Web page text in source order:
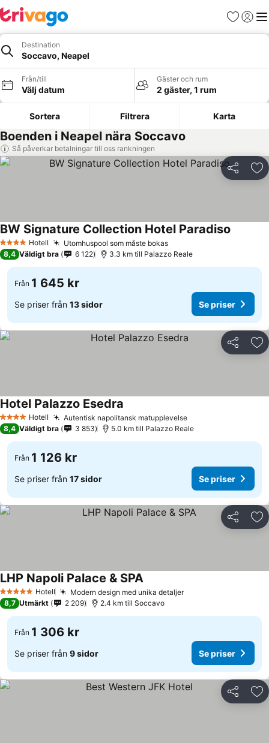
Favoriter
Logga
Destination
Soccavo, Neapel
Från/till
Välj datum
Gäster och rum
2 gäster, 1 rum
Sortera Filtrera Karta
Boenden i Neapel nära Soccavo
Så påverkar betalningar till oss rankningen
Dela
4 StjärnorHotell Utomhuspool som måste bokasSe priser
BW Signature Collection Hotel Paradiso
8,4 Väldigt bra 6 122 3.3 km till Palazzo Reale
Från 1 645 kr
Se priser från 13 sidor Se priser
Dela
4 StjärnorHotell Autentisk napolitansk matupplevelseSe priser
Hotel Palazzo Esedra
8,4 Väldigt bra 3 853 5.0 km till Palazzo Reale
Från 1 126 kr
Se priser från 17 sidor Se priser
Dela
5 Stjärnor Hotell Modern design med unika detaljerSe priser
LHP Napoli Palace & SPASe priser
8,7 Utmärkt 2 209 2.4 km till Soccavo
Från 1 306 kr
Se priser från 9 sidor Se priser
Dela